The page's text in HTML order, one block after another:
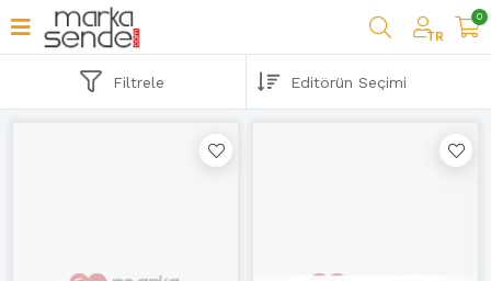
TR
0
Filtrele